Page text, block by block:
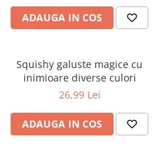
ADAUGA IN COS
Squishy galuste magice cu
inimioare diverse culori
26,99 Lei
ADAUGA IN COS